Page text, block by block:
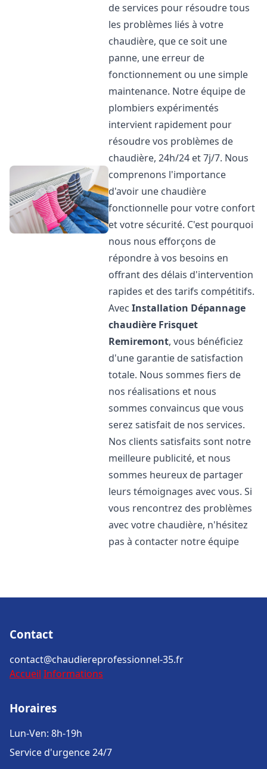
de services pour résoudre tous
les problèmes liés à votre
chaudière, que ce soit une
panne, une erreur de
fonctionnement ou une simple
maintenance. Notre équipe de
plombiers expérimentés
intervient rapidement pour
résoudre vos problèmes de
chaudière, 24h/24 et 7j/7. Nous
comprenons l'importance
d'avoir une chaudière
fonctionnelle pour votre confort
et votre sécurité. C'est pourquoi
nous nous efforçons de
répondre à vos besoins en
offrant des délais d'intervention
rapides et des tarifs compétitifs.
AvecInstallation Dépannage
chaudière Frisquet
Remiremont, vous bénéficiez
d'une garantie de satisfaction
totale. Nous sommes fiers de
nos réalisations et nous
sommes convaincus que vous
serez satisfait de nos services.
Nos clients satisfaits sont notre
meilleure publicité, et nous
sommes heureux de partager
leurs témoignages avec vous. Si
vous rencontrez des problèmes
avec votre chaudière, n'hésitez
pas à contacter notre équipe
Contact
contact@chaudiereprofessionnel-35.fr
Accueil Informations
Horaires
Lun-Ven: 8h-19h
Service d'urgence 24/7